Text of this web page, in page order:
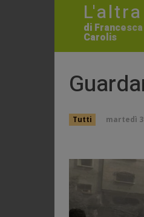
di
Carolis
Tutti martedì